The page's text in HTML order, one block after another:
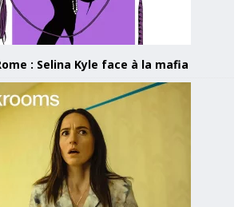
: Selina Kyle face à la mafia